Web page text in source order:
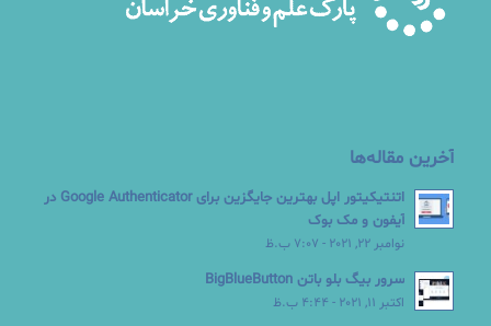
آخرین مقاله‌ها
اتنتیکیتور اپل بهترین جایگزین برای Google Authenticator در
آیفون و مک بوک
نوامبر 22, 2021 - 7:07 ب.ظ
سرور بیگ بلو باتن BigBlueButton
اکتبر 11, 2021 - 4:44 ب.ظ